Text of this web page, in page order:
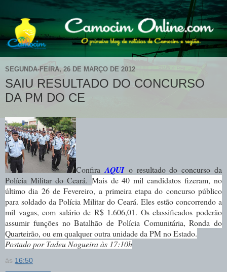
SEGUNDA-FEIRA, 26 DE MARÇO DE 2012
SAIU RESULTADO DO CONCURSO
DA PM DO CE
Confira AQUI o resultado do concurso da
Polícia Militar do Ceará. Mais de 40 mil candidatos fizeram, no
último dia 26 de Fevereiro, a primeira etapa do concurso público
para soldado da Polícia Militar do Ceará. Eles estão concorrendo a
mil vagas, com salário de R$ 1.606,01. Os classificados poderão
assumir funções no Batalhão de Polícia Comunitária, Ronda do
Quarteirão, ou em qualquer outra unidade da PM no Estado.
Postado por Tadeu Nogueira às 17:10h
às 16:50